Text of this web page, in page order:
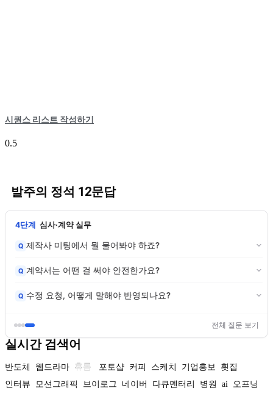
시퀀스 리스트 작성하기
발주의 정석 12문답
4단계 심사·계약 실무
Q 제작사 미팅에서 뭘 물어봐야 하죠?
Q 계약서는 어떤 걸 써야 안전한가요?
Q 수정 요청, 어떻게 말해야 반영되나요?
전체 질문 보기
실시간 검색어
반도체 웹드라마 휴롬 포토샵 커피 스케치 기업홍보
횟집
인터뷰
모션그래픽 브이로그 네이버 다큐멘터리 병원 ai 오프닝